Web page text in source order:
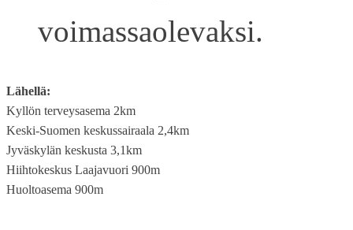
voimassaolevaksi.
Lähellä:
Kyllön terveysasema 2km
Keski-Suomen keskussairaala 2,4km
Jyväskylän keskusta 3,1km
Hiihtokeskus Laajavuori 900m
Huoltoasema 900m